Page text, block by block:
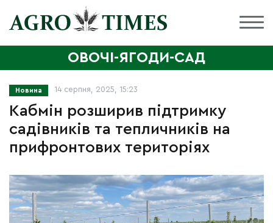
ОВОЧІ-ЯГОДИ-САД
Новина 14 серпня, 2025, 15:23
Кабмін розширив підтримку
садівників та тепличників на
прифронтових територіях